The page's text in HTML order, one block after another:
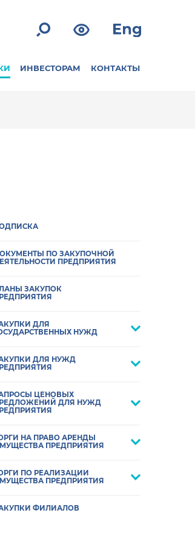
ИНВЕСТОРАМ КОНТАКТЫ
ПО ЗАКУПОЧНОЙ
ПРЕДПРИЯТИЯ
ЗАКУПОК
ДЛЯ
НУЖД
ДЛЯ НУЖД
ЦЕНОВЫХ
ДЛЯ НУЖД
НА ПРАВО АРЕНДЫ
ПРЕДПРИЯТИЯ
ПО РЕАЛИЗАЦИИ
ПРЕДПРИЯТИЯ
ФИЛИАЛОВ